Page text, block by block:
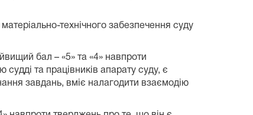
технічного забезпечення суду
бал – «5» та «4» навпроти
та працівників апарату суду, є
завдань, вміє налагодити взаємодію